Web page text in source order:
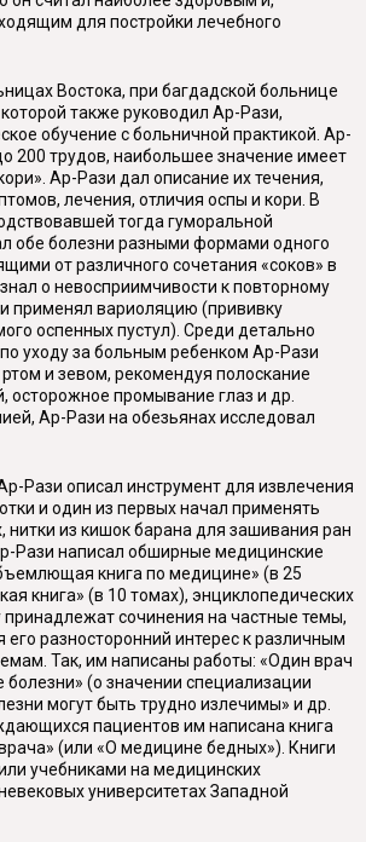
для постройки лечебного
Востока, при багдадской больнице
также руководил Ар-Рази,
обучение с больничной практикой. Ар-
200 трудов, наибольшее значение имеет
Ар-Рази дал описание их течения,
лечения, отличия оспы и кори. В
тогда гуморальной
обе болезни разными формами одного
от различного сочетания «соков» в
о невосприимчивости к повторному
применял вариоляцию (прививку
оспенных пустул). Среди детально
уходу за больным ребенком Ар-Рази
и зевом, рекомендуя полоскание
осторожное промывание глаз и др.
Ар-Рази на обезьянах исследовал
Рази описал инструмент для извлечения
и один из первых начал применять
нитки из кишок барана для зашивания ран
Рази написал обширные медицинские
книга по медицине» (в 25
книга» (в 10 томах), энциклопедических
сочинения на частные темы,
его разносторонний интерес к различным
Так, им написаны работы: «Один врач
болезни» (о значении специализации
могут быть трудно излечимы» и др.
пациентов им написана книга
(или «О медицине бедных»). Книги
учебниками на медицинских
университетах Западной